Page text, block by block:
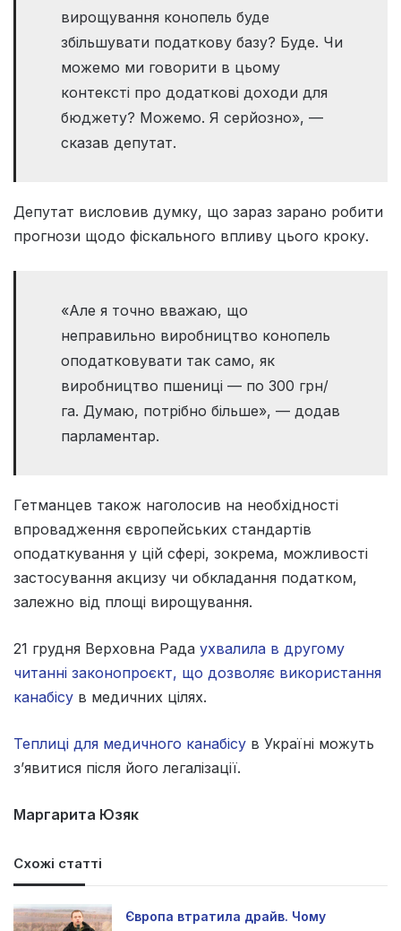
вирощування конопель буде
збільшувати податкову базу? Буде. Чи
можемо ми говорити в цьому
контексті про додаткові доходи для
бюджету? Можемо. Я серйозно», —
сказав депутат.
Депутат висловив думку, що зараз зарано робити
прогнози щодо фіскального впливу цього кроку.
«Але я точно вважаю, що
неправильно виробництво конопель
оподатковувати так само, як
виробництво пшениці — по 300 грн/
га. Думаю, потрібно більше», — додав
парламентар.
Гетманцев також наголосив на необхідності
впровадження європейських стандартів
оподаткування у цій сфері, зокрема, можливості
застосування акцизу чи обкладання податком,
залежно від площі вирощування.
21 грудня Верховна Рада ухвалила в другому
читанні законопроєкт, що дозволяє використання
канабісу в медичних цілях.
Теплиці для медичного канабісу в Україні можуть
з’явитися після його легалізації.
Маргарита Юзяк
Схожі статті
Європа втратила драйв. Чому